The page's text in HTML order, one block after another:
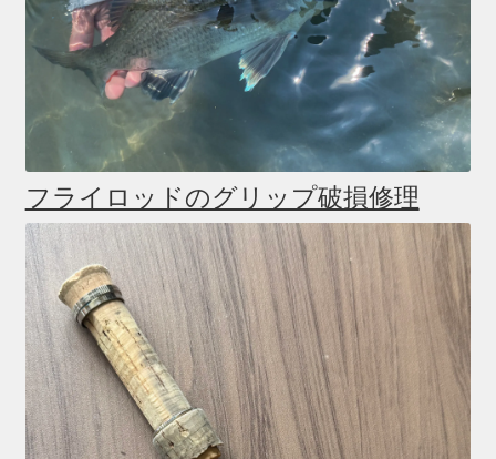
フライロッドのグリップ破損修理